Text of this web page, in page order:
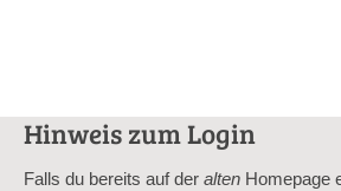
Hinweis zum Login
Falls du bereits auf der alten Homepage